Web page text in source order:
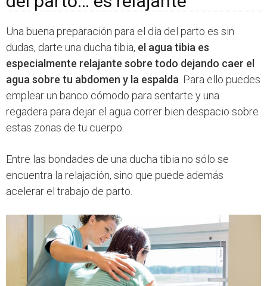
Una buena preparación para el día del parto es sin
dudas, darte una ducha tibia, el agua tibia es
especialmente relajante sobre todo dejando caer el
agua sobre tu abdomen y la espalda . Para ello puedes
emplear un banco cómodo para sentarte y una
regadera para dejar el agua correr bien despacio sobre
estas zonas de tu cuerpo.
Entre las bondades de una ducha tibia no sólo se
encuentra la relajación, sino que puede además
acelerar el trabajo de parto.